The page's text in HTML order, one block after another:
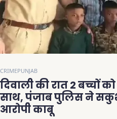
CRIMEPUNJAB
दिवाली की रात 2 बच्चों
साथ, पंजाब पुलिस ने
आरोपी काबू